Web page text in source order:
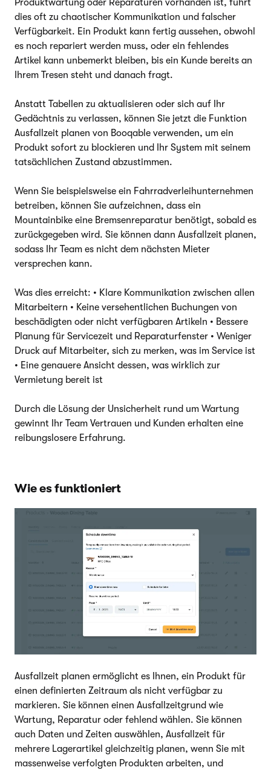
Produktwartung oder Reparaturen vorhanden ist, führt
dies oft zu chaotischer Kommunikation und falscher
Verfügbarkeit. Ein Produkt kann fertig aussehen, obwohl
es noch repariert werden muss, oder ein fehlendes
Artikel kann unbemerkt bleiben, bis ein Kunde bereits an
Ihrem Tresen steht und danach fragt.
Anstatt Tabellen zu aktualisieren oder sich auf Ihr
Gedächtnis zu verlassen, können Sie jetzt die Funktion
Ausfallzeit planen von Booqable verwenden, um ein
Produkt sofort zu blockieren und Ihr System mit seinem
tatsächlichen Zustand abzustimmen.
Wenn Sie beispielsweise ein Fahrradverleihunternehmen
betreiben, können Sie aufzeichnen, dass ein
Mountainbike eine Bremsenreparatur benötigt, sobald es
zurückgegeben wird. Sie können dann Ausfallzeit planen,
sodass Ihr Team es nicht dem nächsten Mieter
versprechen kann.
Was dies erreicht: • Klare Kommunikation zwischen allen
Mitarbeitern • Keine versehentlichen Buchungen von
beschädigten oder nicht verfügbaren Artikeln • Bessere
Planung für Servicezeit und Reparaturfenster • Weniger
Druck auf Mitarbeiter, sich zu merken, was im Service ist
• Eine genauere Ansicht dessen, was wirklich zur
Vermietung bereit ist
Durch die Lösung der Unsicherheit rund um Wartung
gewinnt Ihr Team Vertrauen und Kunden erhalten eine
reibungslosere Erfahrung.
Wie es funktioniert
Ausfallzeit planen ermöglicht es Ihnen, ein Produkt für
einen definierten Zeitraum als nicht verfügbar zu
markieren. Sie können einen Ausfallzeitgrund wie
Wartung, Reparatur oder fehlend wählen. Sie können
auch Daten und Zeiten auswählen, Ausfallzeit für
mehrere Lagerartikel gleichzeitig planen, wenn Sie mit
massenweise verfolgten Produkten arbeiten, und